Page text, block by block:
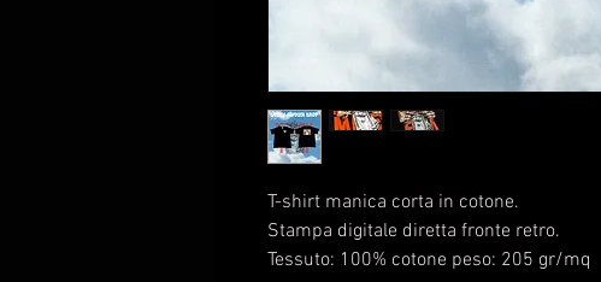
T-shirt manica corta in cotone.
Stampa digitale diretta fronte retro.
Tessuto: 100% cotone peso: 205 gr/mq